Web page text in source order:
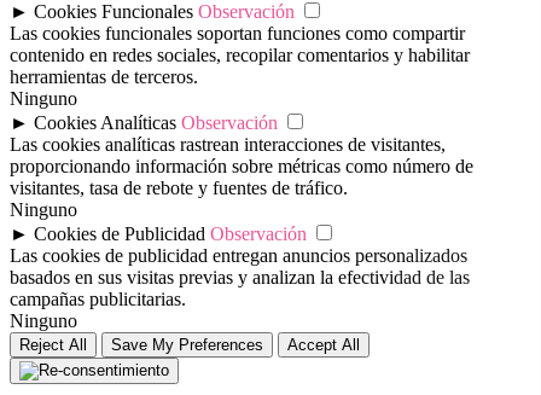
► Cookies Funcionales Observación
Las cookies funcionales soportan funciones como compartir
contenido en redes sociales, recopilar comentarios y habilitar
herramientas de terceros.
Ninguno
► Cookies Analíticas Observación
Las cookies analíticas rastrean interacciones de visitantes,
proporcionando información sobre métricas como número de
visitantes, tasa de rebote y fuentes de tráfico.
Ninguno
► Cookies de Publicidad Observación
Las cookies de publicidad entregan anuncios personalizados
basados en sus visitas previas y analizan la efectividad de las
campañas publicitarias.
Ninguno
Reject All Save My Preferences Accept All